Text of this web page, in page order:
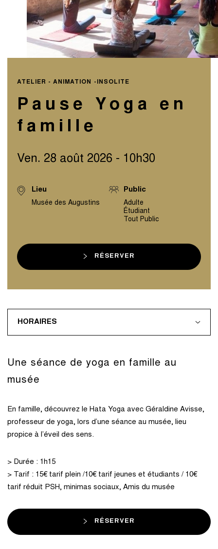
Pause Yoga en
famille
ATELIER - ANIMATION INSOLITE
Ven. 28 août 2026 - 10h30
Lieu
Musée des Augustins
Public
Adulte
Étudiant
Tout Public
RÉSERVER
HORAIRES
Une séance de yoga en famille au
musée
En famille, découvrez le Hata Yoga avec Géraldine Avisse,
professeur de yoga, lors d’une séance au musée, lieu
propice à l’éveil des sens.
> Durée : 1h15
> Tarif : 15€ tarif plein /10€ tarif jeunes et étudiants / 10€
tarif réduit PSH, minimas sociaux, Amis du musée
RÉSERVER